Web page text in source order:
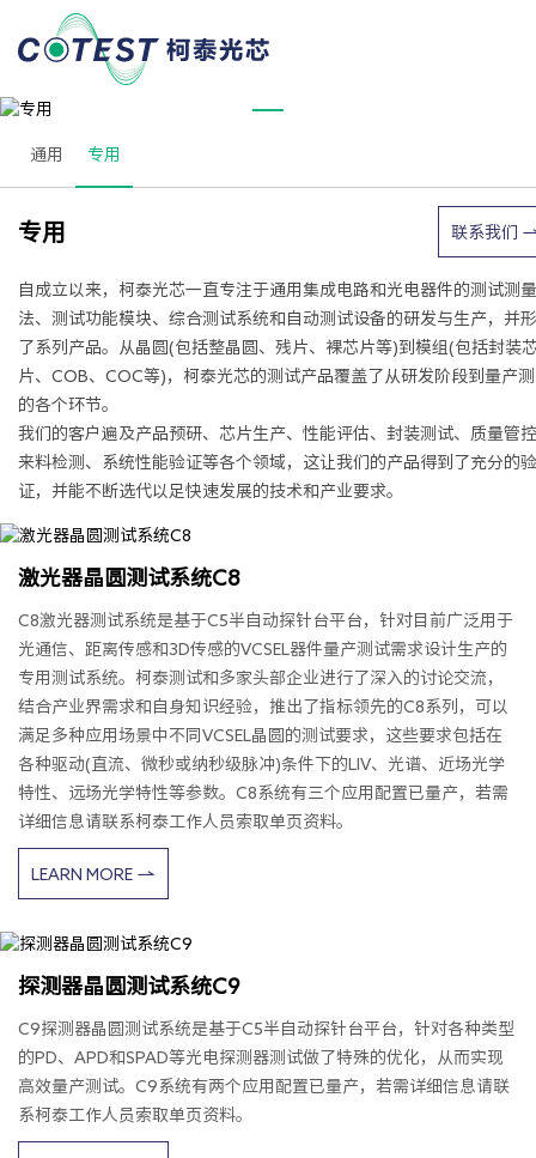
通用 专用
专用 联系我们
自成立以来，柯泰光芯一直专注于通用集成电路和光电器件的测试测
法、测试功能模块、综合测试系统和自动测试设备的研发与生产，并
了系列产品。从晶圆(包括整晶圆、残片、裸芯片等)到模组(包括封装
片、COB、COC等)，柯泰光芯的测试产品覆盖了从研发阶段到量产
的各个环节。
我们的客户遍及产品预研、芯片生产、性能评估、封装测试、质量管
来料检测、系统性能验证等各个领域，这让我们的产品得到了充分的验
证，并能不断选代以足快速发展的技术和产业要求。
激光器晶圆测试系统C8
C8激光器测试系统是基于C5半自动探针台平台，针对目前广泛用于
光通信、距离传感和3D传感的VCSEL器件量产测试需求设计生产的
专用测试系统。柯泰测试和多家头部企业进行了深入的讨论交流，
结合产业界需求和自身知识经验，推出了指标领先的C8系列，可以
满足多种应用场景中不同VCSEL晶圆的测试要求，这些要求包括在
各种驱动(直流、微秒或纳秒级脉冲)条件下的LIV、光谱、近场光学
特性、远场光学特性等参数。C8系统有三个应用配置已量产，若需
详细信息请联系柯泰工作人员索取单页资料。
LEARN MORE
探测器晶圆测试系统C9
C9探测器晶圆测试系统是基于C5半自动探针台平台，针对各种类型
的PD、APD和SPAD等光电探测器测试做了特殊的优化，从而实现
高效量产测试。C9系统有两个应用配置已量产，若需详细信息请联
系柯泰工作人员索取单页资料。